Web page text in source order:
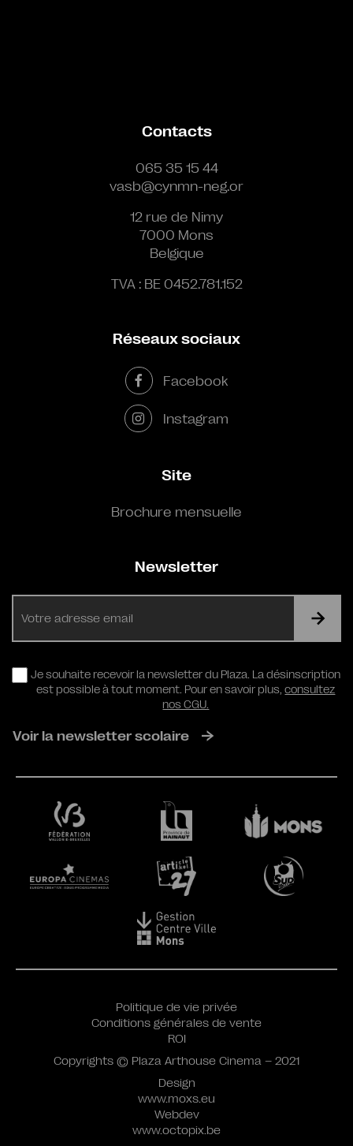
Contacts
065 35 15 44
vasb@cynmn-neg.or
12 rue de Nimy
7000 Mons
Belgique
TVA : BE 0452.781.152
Réseaux sociaux
Facebook
Instagram
Site
Brochure mensuelle
Newsletter
RGPD
Je souhaite recevoir la newsletter du Plaza. La désinscription
est possible à tout moment. Pour en savoir plus,consultez
nos CGU.
Voir la newsletter scolaire
Design
www.moxs.eu
Webdev
www.octopix.be
Politique de vie privée
Conditions générales de vente
ROI
Copyrights © Plaza Arthouse Cinema – 2021